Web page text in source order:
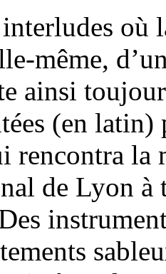
où
même,
ainsi
(en
rencontra la
de Lyon à